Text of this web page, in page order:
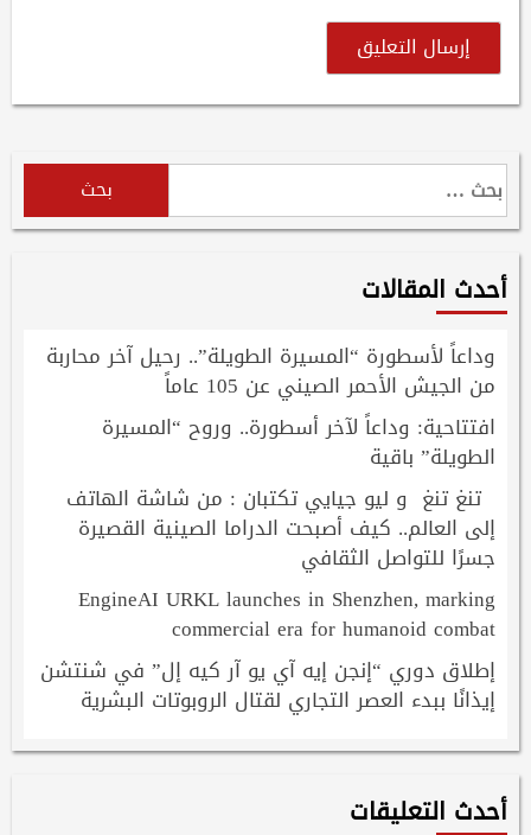
البحث
عن:
أحدث المقالات
وداعاً لأسطورة “المسيرة الطويلة”.. رحيل آخر محاربة
من الجيش الأحمر الصيني عن 105 عاماً
افتتاحية: وداعاً لآخر أسطورة.. وروح “المسيرة
الطويلة” باقية
تنغ تنغ و ليو جيايي تكتبان : من شاشة الهاتف
إلى العالم.. كيف أصبحت الدراما الصينية القصيرة
جسرًا للتواصل الثقافي
EngineAI URKL launches in Shenzhen, marking
commercial era for humanoid combat
إطلاق دوري “إنجن إيه آي يو آر كيه إل” في شنتشن
إيذانًا ببدء العصر التجاري لقتال الروبوتات البشرية
أحدث التعليقات